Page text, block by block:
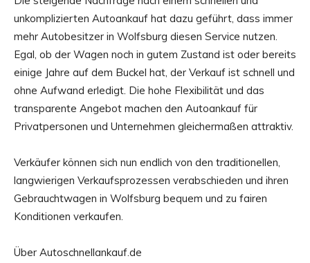
unkomplizierten Autoankauf hat dazu geführt, dass immer
mehr Autobesitzer in Wolfsburg diesen Service nutzen.
Egal, ob der Wagen noch in gutem Zustand ist oder bereits
einige Jahre auf dem Buckel hat, der Verkauf ist schnell und
ohne Aufwand erledigt. Die hohe Flexibilität und das
transparente Angebot machen den Autoankauf für
Privatpersonen und Unternehmen gleichermaßen attraktiv.
Verkäufer können sich nun endlich von den traditionellen,
langwierigen Verkaufsprozessen verabschieden und ihren
Gebrauchtwagen in Wolfsburg bequem und zu fairen
Konditionen verkaufen.
Über Autoschnellankauf.de